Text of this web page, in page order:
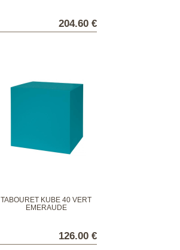
204.60 €
TABOURET KUBE 40 VERT
EMERAUDE
126.00 €